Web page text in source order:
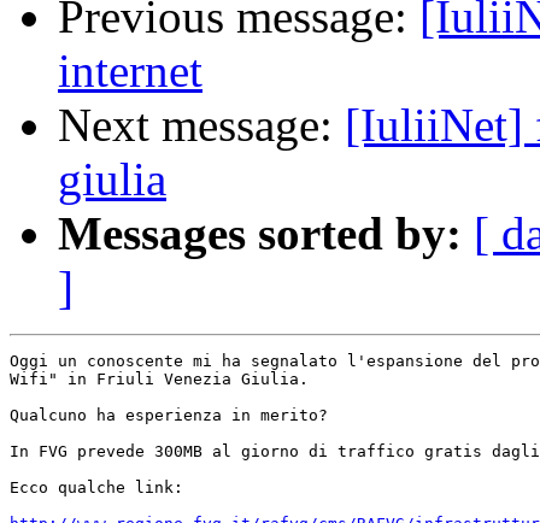
Previous message:
internet
Next message: [IuliiNet]
giulia
Messages sorted by: [
]
Oggi un conoscente mi ha segnalato l'espansione del
Wifi" in Friuli Venezia Giulia.
Qualcuno ha esperienza in merito?
In FVG prevede 300MB al giorno di traffico gratis
Ecco qualche link: